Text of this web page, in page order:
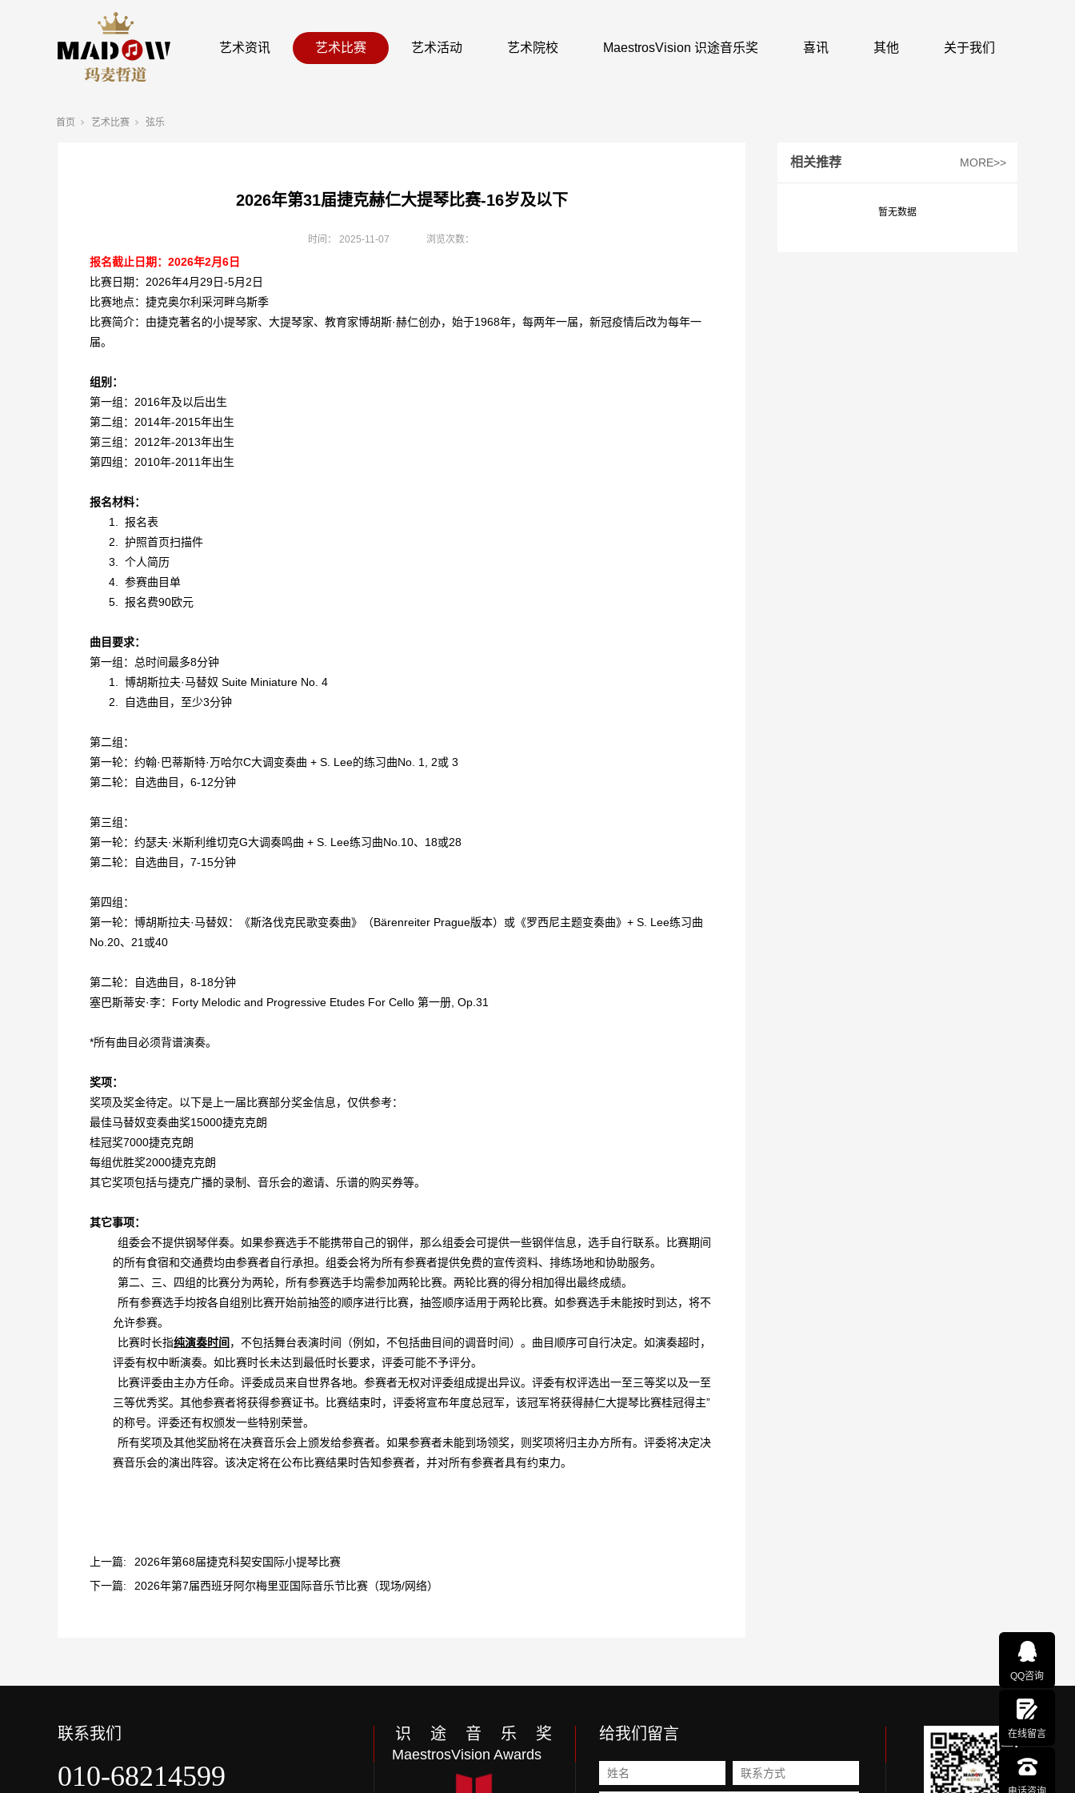
艺术资讯 艺术比赛 艺术活动 艺术院校 MaestrosVision 识途音乐奖 喜讯 其他 关于我们
首页 艺术比赛 弦乐
2026年第31届捷克赫仁大提琴比赛-16岁及以下
时间： 2025-11-07 浏览次数：
报名截止日期：2026年2月6日
比赛日期：2026年4月29日-5月2日
比赛地点：捷克奥尔利采河畔乌斯季
比赛简介：由捷克著名的小提琴家、大提琴家、教育家博胡斯·赫仁创办，始于1968年，每两年一届，新冠疫情后改为每年一
届。
组别：
第一组：2016年及以后出生
第二组：2014年-2015年出生
第三组：2012年-2013年出生
第四组：2010年-2011年出生
报名材料：
1.
报名表
2.
护照首页扫描件
3.
个人简历
4.
参赛曲目单
5.
报名费90欧元
曲目要求：
第一组：总时间最多8分钟
1.
博胡斯拉夫·马替奴 Suite Miniature No. 4
2.
自选曲目，至少3分钟
第二组：
第一轮：约翰·巴蒂斯特·万哈尔C大调变奏曲 + S. Lee的练习曲No. 1, 2或 3
第二轮：自选曲目，6-12分钟
第三组：
第一轮：约瑟夫·米斯利维切克G大调奏鸣曲 + S. Lee练习曲No.10、18或28
第二轮：自选曲目，7-15分钟
第四组：
第一轮：博胡斯拉夫·马替奴：《斯洛伐克民歌变奏曲》（Bärenreiter Prague版本）或《罗西尼主题变奏曲》+ S. Lee练习曲
No.20、21或40
第二轮：自选曲目，8-18分钟
塞巴斯蒂安·李：Forty Melodic and Progressive Etudes For Cello 第一册, Op.31
*所有曲目必须背谱演奏。
奖项：
奖项及奖金待定。以下是上一届比赛部分奖金信息，仅供参考：
最佳马替奴变奏曲奖15000捷克克朗
桂冠奖7000捷克克朗
每组优胜奖2000捷克克朗
其它奖项包括与捷克广播的录制、音乐会的邀请、乐谱的购买券等。
其它事项：
组委会不提供钢琴伴奏。如果参赛选手不能携带自己的钢伴，那么组委会可提供一些钢伴信息，选手自行联系。比赛期间
的所有食宿和交通费均由参赛者自行承担。组委会将为所有参赛者提供免费的宣传资料、排练场地和协助服务。
第二、三、四组的比赛分为两轮，所有参赛选手均需参加两轮比赛。两轮比赛的得分相加得出最终成绩。
所有参赛选手均按各自组别比赛开始前抽签的顺序进行比赛，抽签顺序适用于两轮比赛。如参赛选手未能按时到达，将不
允许参赛。
比赛时长指纯演奏时间 ，不包括舞台表演时间（例如，不包括曲目间的调音时间）。曲目顺序可自行决定。如演奏超时，
评委有权中断演奏。如比赛时长未达到最低时长要求，评委可能不予评分。
比赛评委由主办方任命。评委成员来自世界各地。参赛者无权对评委组成提出异议。评委有权评选出一至三等奖以及一至
三等优秀奖。其他参赛者将获得参赛证书。比赛结束时，评委将宣布年度总冠军，该冠军将获得赫仁大提琴比赛桂冠得主”
的称号。评委还有权颁发一些特别荣誉。
所有奖项及其他奖励将在决赛音乐会上颁发给参赛者。如果参赛者未能到场领奖，则奖项将归主办方所有。评委将决定决
赛音乐会的演出阵容。该决定将在公布比赛结果时告知参赛者，并对所有参赛者具有约束力。
上一篇:
2026年第68届捷克科契安国际小提琴比赛
下一篇:
2026年第7届西班牙阿尔梅里亚国际音乐节比赛（现场/网络）
相关推荐 MORE>>
暂无数据
联系我们
010-68214599
识 途 音 乐 奖
MaestrosVision Awards
给我们留言
QQ咨询
在线留言